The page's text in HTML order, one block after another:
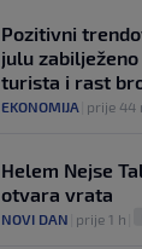
Pozitivni
julu zabilježeno
turista i rast
EKONOMIJA prije 44
Helem Nejse
otvara vrata
NOVI DAN prije 1 h